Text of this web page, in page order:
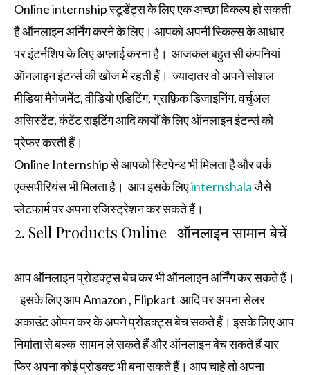
Online internship स्टूडेंट्स के लिए एक अच्छा विकल्प हो सकती
है ऑनलाइन अर्निंग करने के लिए। आपको अपनी स्किल्स के आधार
पर इंटर्नशिप के लिए अप्लाई करना है। आजकल बहुत सी कंपनियां
ऑनलाइन इंटर्न्स की खोज में रहती हैं। ज्यादातर वो अपने सोशल
मीडिया मैनेजमेंट, वीडियो एडिटिंग, ग्राफ़िक डिजाइनिंग, वर्चुअल
असिस्टेंट, कंटेंट राइटिंग आदि कार्यों के लिए ऑनलाइन इंटर्न्स को
प्रेफर करती हैं।
Online Internship से आपको स्टिपेन्ड भी मिलता है और वर्क
एक्सपीरियंस भी मिलता है। आप इसके लिएinternshalaजैसे
प्लेटफार्म पर अपना रजिस्ट्रेशन कर सकते हैं।
2. Sell Products Online | ऑनलाइन सामान बेचें
आप ऑनलाइन प्रोडक्ट्स बेच कर भी ऑनलाइन अर्निंग कर सकते हैं।
इसके लिए आप Amazon , Flipkart आदि पर अपना सेलर
अकाउंट ओपन कर के अपने प्रोडक्ट्स बेच सकते हैं। इसके लिए आप
निर्माता से बल्क सामन ले सकते हैं और ऑनलाइन बेच सकते हैं यार
फिर अपना कोई प्रोडक्ट भी बना सकते हैं। आप चाहे तो अपना